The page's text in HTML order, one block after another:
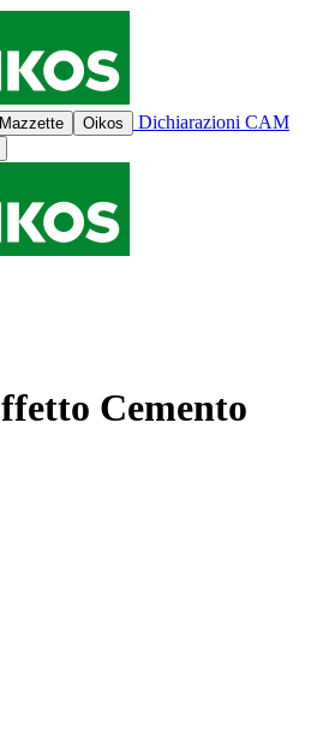
Mazzette Oikos Dichiarazioni CAM
Cemento